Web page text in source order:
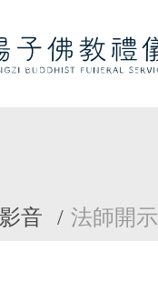
音 法師開示